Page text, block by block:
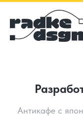
Антикафе с